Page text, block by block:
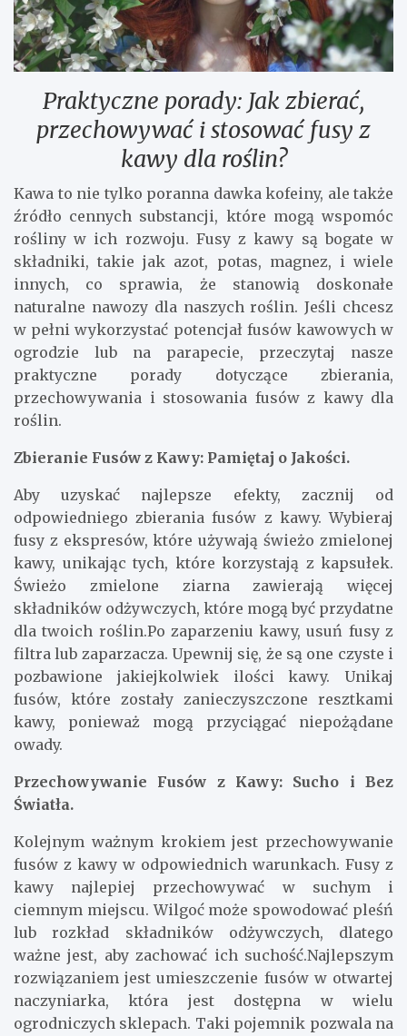
Praktyczne porady: Jak zbierać,
przechowywać i stosować fusy z
kawy dla roślin?
Kawa to nie tylko poranna dawka kofeiny, ale także
źródło cennych substancji, które mogą wspomóc
rośliny w ich rozwoju. Fusy z kawy są bogate w
składniki, takie jak azot, potas, magnez, i wiele
innych, co sprawia, że stanowią doskonałe
naturalne nawozy dla naszych roślin. Jeśli chcesz
w pełni wykorzystać potencjał fusów kawowych w
ogrodzie lub na parapecie, przeczytaj nasze
praktyczne porady dotyczące zbierania,
przechowywania i stosowania fusów z kawy dla
roślin.
Zbieranie Fusów z Kawy: Pamiętaj o Jakości.
Aby uzyskać najlepsze efekty, zacznij od
odpowiedniego zbierania fusów z kawy. Wybieraj
fusy z ekspresów, które używają świeżo zmielonej
kawy, unikając tych, które korzystają z kapsułek.
Świeżo zmielone ziarna zawierają więcej
składników odżywczych, które mogą być przydatne
dla twoich roślin.Po zaparzeniu kawy, usuń fusy z
filtra lub zaparzacza. Upewnij się, że są one czyste i
pozbawione jakiejkolwiek ilości kawy. Unikaj
fusów, które zostały zanieczyszczone resztkami
kawy, ponieważ mogą przyciągać niepożądane
owady.
Przechowywanie Fusów z Kawy: Sucho i Bez
Światła.
Kolejnym ważnym krokiem jest przechowywanie
fusów z kawy w odpowiednich warunkach. Fusy z
kawy najlepiej przechowywać w suchym i
ciemnym miejscu. Wilgoć może spowodować pleśń
lub rozkład składników odżywczych, dlatego
ważne jest, aby zachować ich suchość.Najlepszym
rozwiązaniem jest umieszczenie fusów w otwartej
naczyniarka, która jest dostępna w wielu
ogrodniczych sklepach. Taki pojemnik pozwala na